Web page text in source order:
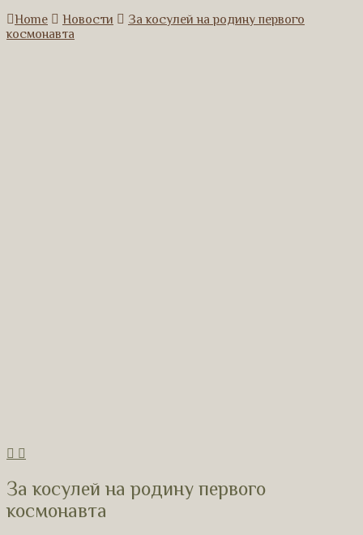
Home
Новости
За косулей на родину первого
космонавта
За косулей на родину первого
космонавта